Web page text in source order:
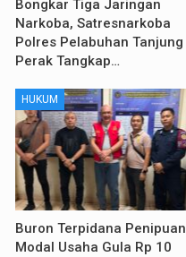
Bongkar Tiga Jaringan
Narkoba, Satresnarkoba
Polres Pelabuhan Tanjung
Perak Tangkap…
HUKUM
Buron Terpidana Penipuan
Modal Usaha Gula Rp 10